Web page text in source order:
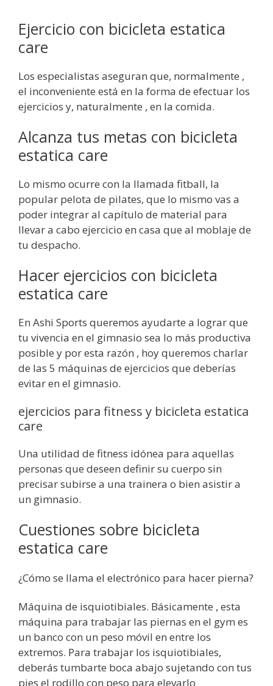
Ejercicio con bicicleta estatica
care
Los especialistas aseguran que, normalmente ,
el inconveniente está en la forma de efectuar los
ejercicios y, naturalmente , en la comida.
Alcanza tus metas con bicicleta
estatica care
Lo mismo ocurre con la llamada fitball, la
popular pelota de pilates, que lo mismo vas a
poder integrar al capítulo de material para
llevar a cabo ejercicio en casa que al moblaje de
tu despacho.
Hacer ejercicios con bicicleta
estatica care
En Ashi Sports queremos ayudarte a lograr que
tu vivencia en el gimnasio sea lo más productiva
posible y por esta razón , hoy queremos charlar
de las 5 máquinas de ejercicios que deberías
evitar en el gimnasio.
ejercicios para fitness y bicicleta estatica
care
Una utilidad de fitness idónea para aquellas
personas que deseen definir su cuerpo sin
precisar subirse a una trainera o bien asistir a
un gimnasio.
Cuestiones sobre bicicleta
estatica care
¿Cómo se llama el electrónico para hacer pierna?
Máquina de isquiotibiales. Básicamente , esta
máquina para trabajar las piernas en el gym es
un banco con un peso móvil en entre los
extremos. Para trabajar los isquiotibiales,
deberás tumbarte boca abajo sujetando con tus
pies el rodillo con peso para elevarlo